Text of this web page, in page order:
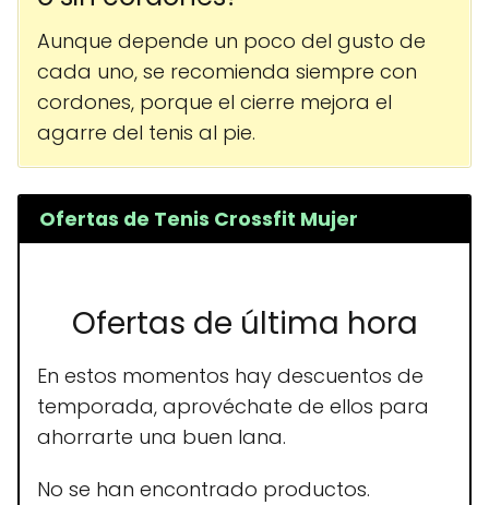
Aunque depende un poco del gusto de
cada uno, se recomienda siempre con
cordones, porque el cierre mejora el
agarre del tenis al pie.
Ofertas de Tenis Crossfit Mujer
Ofertas de última hora
En estos momentos hay descuentos de
temporada, aprovéchate de ellos para
ahorrarte una buen lana.
No se han encontrado productos.